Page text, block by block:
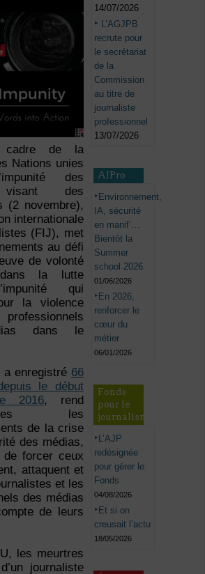
cadre de la
Nations unies
des
des
(2 novembre),
internationale
(FIJ), met
au défi
de volonté
la lutte
qui
la violence
dans le
a enregistré 66
le début
2016, rend
les
de la crise
des médias,
de forcer ceux
attaquent et
et les
des médias
de leurs
les meurtres
journaliste
14/07/2026
L’AGJPB
recrute pour
le secrétariat
de la
Commission
au titre de
journaliste
professionnel
13/07/2026
AJPro
Environnement,
IA, sécurité
en manif’…
Bientôt la
Summer
school 2026
01/06/2026
En 2026,
renforcer le
cœur du
métier
06/01/2026
Fonds
pour le
journalisme
L’AJP
redésignée
pour gérer le
Fonds
04/08/2026
Et si on
creusait l’actu
18/05/2026